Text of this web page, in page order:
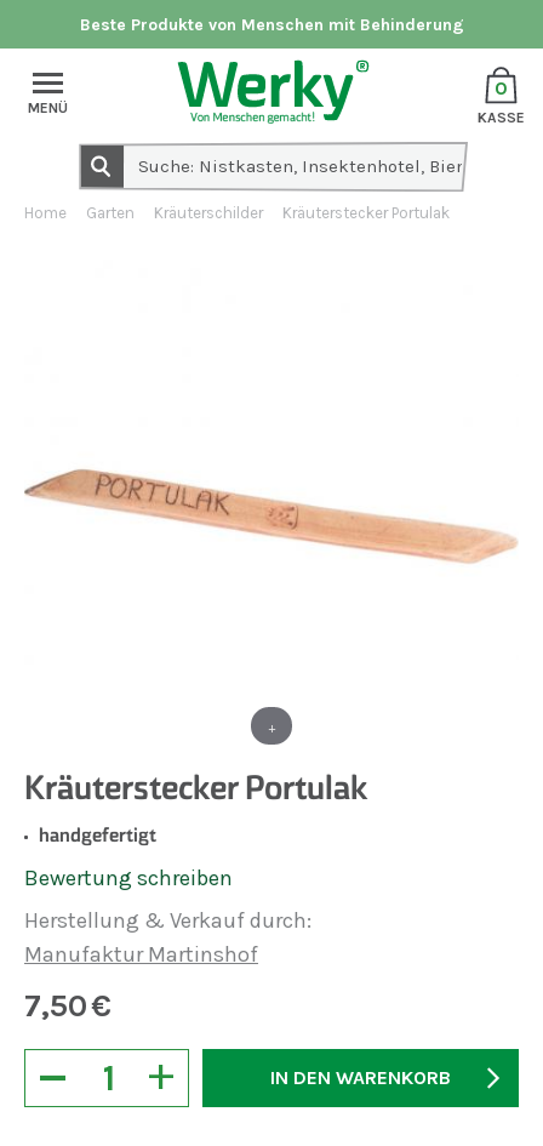
Beste Produkte von Menschen mit Behinderung
0
KASSE
MENÜ
Home Garten Kräuterschilder Kräuterstecker Portulak
+
Kräuterstecker Portulak
handgefertigt
Bewertung schreiben
Herstellung & Verkauf durch:
Manufaktur Martinshof
7,50€
+
− IN DEN WARENKORB